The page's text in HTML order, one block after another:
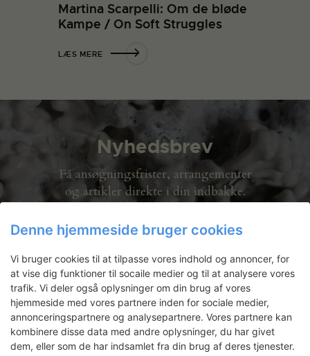
Martina Scarpelli: Om de bløde
Kampe / On Soft Struggles
LÆS MERE
Nyhedsbrev
Få ansøgningsfrister, arrangementer
og artikler direkte i din indbakke.
Denne hjemmeside bruger cookies
Vi bruger cookies til at tilpasse vores indhold og annoncer, for
at vise dig funktioner til socaile medier og til at analysere vores
trafik. Vi deler også oplysninger om din brug af vores
hjemmeside med vores partnere inden for sociale medier,
annonceringspartnere og analysepartnere. Vores partnere kan
kombinere disse data med andre oplysninger, du har givet
dem, eller som de har indsamlet fra din brug af deres tjenester.